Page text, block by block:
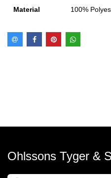
Material 100%
Ohlssons Tyger &